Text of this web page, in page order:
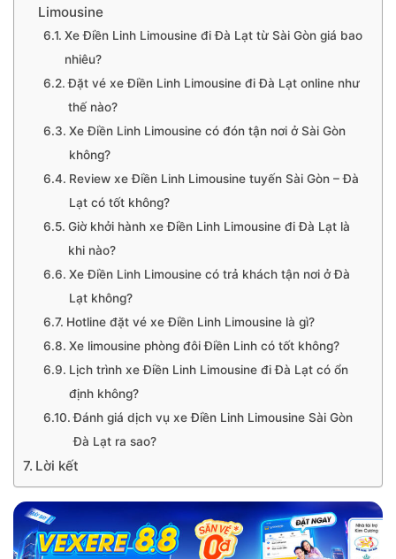
Limousine
Xe Điền Linh Limousine đi Đà Lạt từ Sài Gòn giá bao
nhiêu?
Đặt vé xe Điền Linh Limousine đi Đà Lạt online như
thế nào?
Xe Điền Linh Limousine có đón tận nơi ở Sài Gòn
không?
Review xe Điền Linh Limousine tuyến Sài Gòn – Đà
Lạt có tốt không?
Giờ khởi hành xe Điền Linh Limousine đi Đà Lạt là
khi nào?
Xe Điền Linh Limousine có trả khách tận nơi ở Đà
Lạt không?
Hotline đặt vé xe Điền Linh Limousine là gì?
Xe limousine phòng đôi Điền Linh có tốt không?
Lịch trình xe Điền Linh Limousine đi Đà Lạt có ổn
định không?
Đánh giá dịch vụ xe Điền Linh Limousine Sài Gòn
Đà Lạt ra sao?
Lời kết